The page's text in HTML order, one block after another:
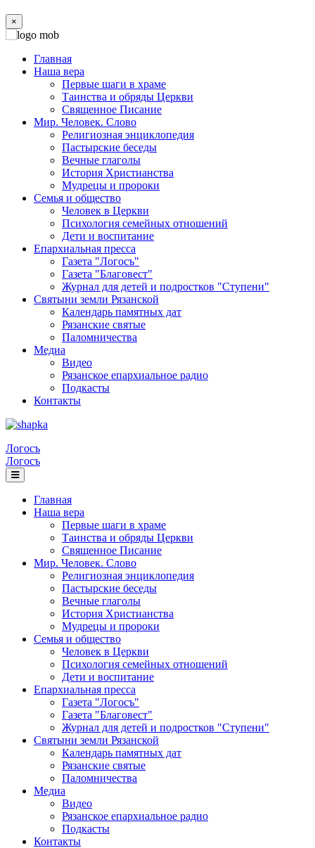
×
Главная
Наша вера
Первые шаги в храме
Таинства и обряды Церкви
Священное Писание
Мир. Человек. Слово
Религиозная энциклопедия
Пастырские беседы
Вечные глаголы
История Христианства
Мудрецы и пророки
Семья и общество
Человек в Церкви
Психология семейных отношений
Дети и воспитание
Епархиальная пресса
Газета "Логосъ"
Газета "Благовест"
Журнал для детей и подростков "Ступени"
Святыни земли Рязанской
Календарь памятных дат
Рязанские святые
Паломничества
Медиа
Видео
Рязанское епархиальное радио
Подкасты
Контакты
Логосъ
Логосъ
Главная
Наша вера
Первые шаги в храме
Таинства и обряды Церкви
Священное Писание
Мир. Человек. Слово
Религиозная энциклопедия
Пастырские беседы
Вечные глаголы
История Христианства
Мудрецы и пророки
Семья и общество
Человек в Церкви
Психология семейных отношений
Дети и воспитание
Епархиальная пресса
Газета "Логосъ"
Газета "Благовест"
Журнал для детей и подростков "Ступени"
Святыни земли Рязанской
Календарь памятных дат
Рязанские святые
Паломничества
Медиа
Видео
Рязанское епархиальное радио
Подкасты
Контакты